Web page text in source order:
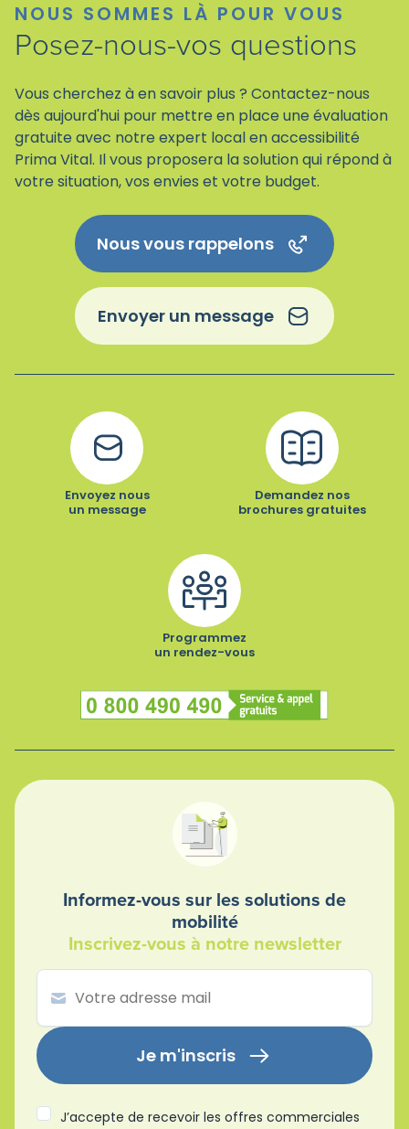
NOUS SOMMES LÀ POUR VOUS
Posez-nous-vos questions
Vous cherchez à en savoir plus ? Contactez-nous
dès aujourd'hui pour mettre en place une évaluation
gratuite avec notre expert local en accessibilité
Prima Vital. Il vous proposera la solution qui répond à
votre situation, vos envies et votre budget.
Nous vous rappelons
Envoyer un message
Envoyez nous
un message
Demandez nos
brochures gratuites
Programmez
un rendez-vous
Informez-vous sur les solutions de
mobilité
Inscrivez-vous à notre newsletter
Je m'inscris
J’accepte de recevoir les offres commerciales